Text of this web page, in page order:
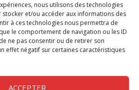
nous utilisons des technologies
et/ou accéder aux informations des
à ces technologies nous permettra de
le comportement de navigation ou les ID
ne pas consentir ou de retirer son
effet négatif sur certaines caractéristiques
ACCEPTER
visuel